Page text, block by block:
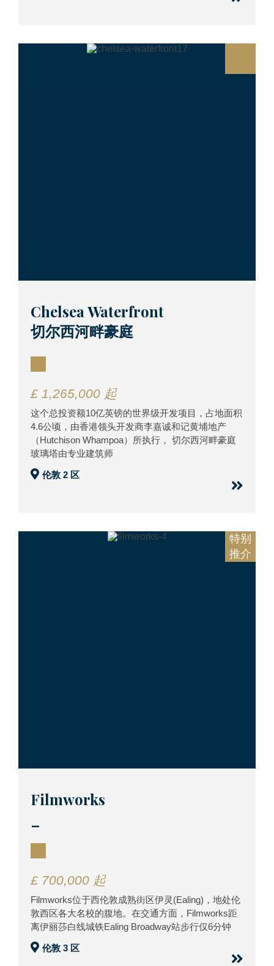
Chelsea Waterfront
切尔西河畔豪庭
£ 1,265,000 起
这个总投资额10亿英镑的世界级开发项目，占地面积
4.6公顷，由香港领头开发商李嘉诚和记黄埔地产
（Hutchison Whampoa）所执行， 切尔西河畔豪庭
玻璃塔由专业建筑师
伦敦 2 区
特别
推介
Filmworks
£ 700,000 起
Filmworks位于西伦敦成熟街区伊灵(Ealing)，地处伦
敦西区各大名校的腹地。在交通方面，Filmworks距
离伊丽莎白线城铁Ealing Broadway站步行仅6分钟
伦敦 3 区